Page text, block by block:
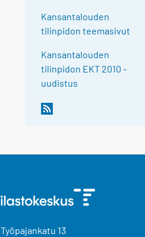
Kansantalouden
tilinpidon teemasivut
Kansantalouden
tilinpidon EKT 2010 -
uudistus
Työpajankatu 13